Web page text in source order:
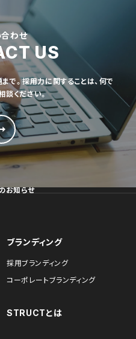
わせ
US
で。採用力に関することは、何で
談ください。
お知らせ
ブランディング
採用ブランディング
コーポレートブランディング
STRUCTとは